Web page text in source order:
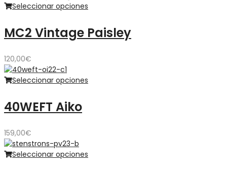
Seleccionar opciones
MC2 Vintage Paisley
120,00€
Seleccionar opciones
40WEFT Aiko
159,00€
Seleccionar opciones